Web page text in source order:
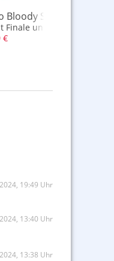
Bloody Storm 19
Finale und gutem
€
19:49 Uhr
13:40 Uhr
13:38 Uhr